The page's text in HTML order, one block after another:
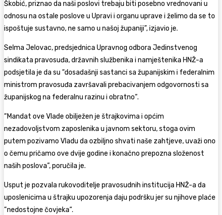
Škobić, priznao da naši poslovi trebaju biti posebno vrednovani u
odnosu na ostale poslove u Upravi i organu uprave i želimo da se to
ispoštuje sustavno, ne samo u našoj županiji”, izjavio je.
Selma Jelovac, predsjednica Upravnog odbora Jedinstvenog
sindikata pravosuđa, državnih službenika i namještenika HNŽ-a
podsjetila je da su “dosadašnji sastanci sa županijskim i federalnim
ministrom pravosuđa završavali prebacivanjem odgovornosti sa
županijskog na federalnu razinu i obratno“.
“Mandat ove Vlade obilježen je štrajkovima i općim
nezadovoljstvom zaposlenika u javnom sektoru, stoga ovim
putem pozivamo Vladu da ozbiljno shvati naše zahtjeve, uvaži ono
o čemu pričamo ove dvije godine i konačno prepozna složenost
naših poslova”, poručila je.
Usput je pozvala rukovoditelje pravosudnih institucija HNŽ-a da
uposlenicima u štrajku upozorenja daju podršku jer su njihove plaće
“nedostojne čovjeka“.